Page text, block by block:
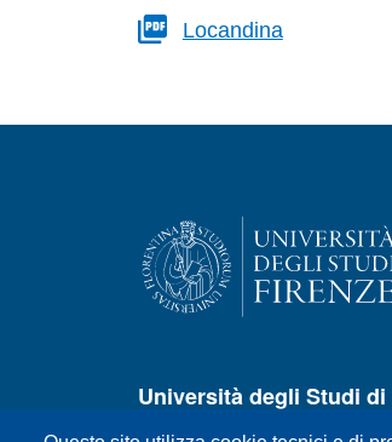
Locandina
Università degli Studi di